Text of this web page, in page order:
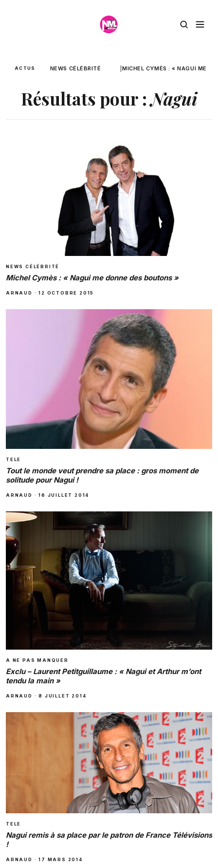
ACTUS NEWS CÉLÉBRITÉ MICHEL CYMÈS : « NAGUI ME
Résultats pour :Nagui
NEWS CÉLÉBRITÉ
Michel Cymès : « Nagui me donne des boutons »
ARNAUD ·12 OCTOBRE 2015
TELE
Tout le monde veut prendre sa place : gros moment de
solitude pour Nagui !
ARNAUD ·16 JUILLET 2014
A NE PAS MANQUER
Exclu – Laurent Petitguillaume : « Nagui et Arthur m’ont
tendu la main »
ARNAUD ·8 JUILLET 2014
TELE
Nagui remis à sa place par le patron de France Télévisions
!
ARNAUD ·17 MARS 2014